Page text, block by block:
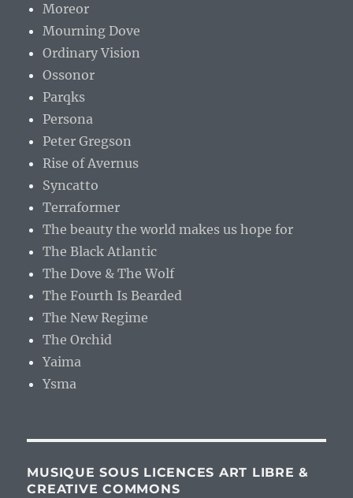
Moreor
Mourning Dove
Ordinary Vision
Ossonor
Parqks
Persona
Peter Gregson
Rise of Avernus
Syncatto
Terraformer
The beauty the world makes us hope for
The Black Atlantic
The Dove & The Wolf
The Fourth Is Bearded
The New Regime
The Orchid
Yaima
Ysma
MUSIQUE SOUS LICENCES ART LIBRE &
CREATIVE COMMONS